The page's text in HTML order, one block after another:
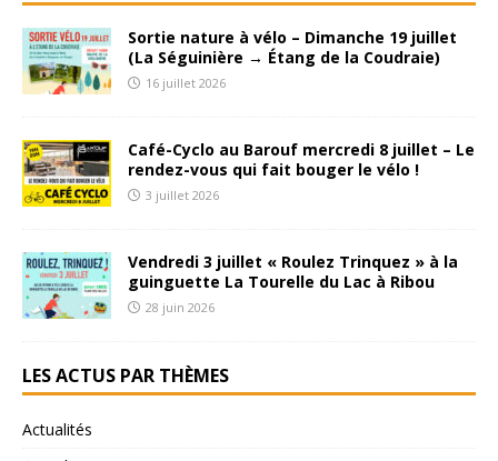
Sortie nature à vélo – Dimanche 19 juillet
(La Séguinière → Étang de la Coudraie)
16 juillet 2026
Café-Cyclo au Barouf mercredi 8 juillet – Le
rendez-vous qui fait bouger le vélo !
3 juillet 2026
Vendredi 3 juillet « Roulez Trinquez » à la
guinguette La Tourelle du Lac à Ribou
28 juin 2026
LES ACTUS PAR THÈMES
Actualités